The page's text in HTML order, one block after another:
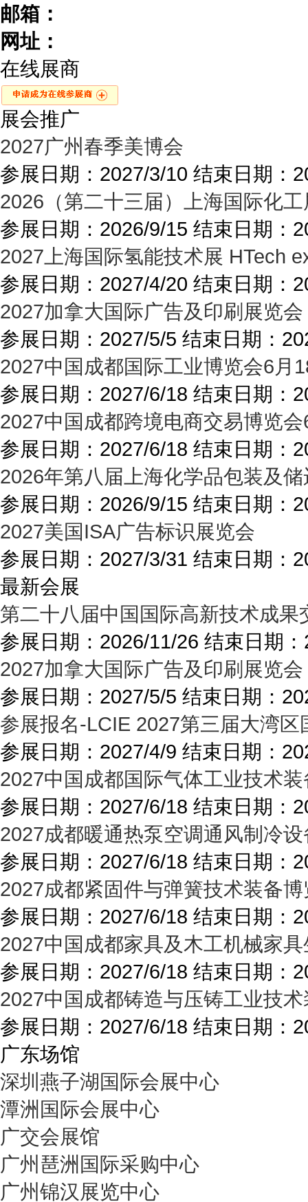
邮箱：
网址：
在线展商
展会推广
2027广州春季美博会
参展日期： 2027/3/10 结束日期：
2026（第二十三届）上海国际化
参展日期： 2026/9/15 结束日期：
2027上海国际氢能技术展 HTech
参展日期： 2027/4/20 结束日期：
2027加拿大国际广告及印刷展览会
参展日期： 2027/5/5 结束日期：
2027中国成都国际工业博览会6月
参展日期： 2027/6/18 结束日期：
2027中国成都跨境电商交易博览
参展日期： 2027/6/18 结束日期：
2026年第八届上海化学品包装及
参展日期： 2026/9/15 结束日期：
2027美国ISA广告标识展览会
参展日期： 2027/3/31 结束日期：
最新会展
第二十八届中国国际高新技术成
参展日期： 2026/11/26 结束日期：
2027加拿大国际广告及印刷展览会
参展日期： 2027/5/5 结束日期：
参展报名-LCIE 2027第三届大湾
参展日期： 2027/4/9 结束日期：
2027中国成都国际气体工业技术
参展日期： 2027/6/18 结束日期：
2027成都暖通热泵空调通风制冷
参展日期： 2027/6/18 结束日期：
2027成都紧固件与弹簧技术装备
参展日期： 2027/6/18 结束日期：
2027中国成都家具及木工机械家
参展日期： 2027/6/18 结束日期：
2027中国成都铸造与压铸工业技
参展日期： 2027/6/18 结束日期：
广东场馆
深圳燕子湖国际会展中心
潭洲国际会展中心
广交会展馆
广州琶洲国际采购中心
广州锦汉展览中心